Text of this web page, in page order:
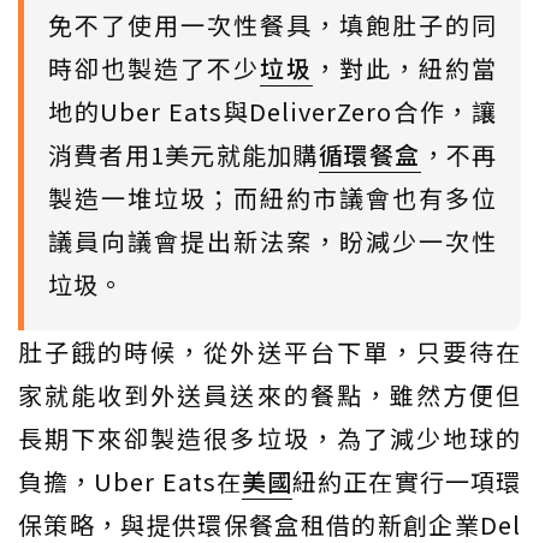
免不了使用一次性餐具，填飽肚子的同
時卻也製造了不少垃圾 ，對此，紐約當
地的Uber Eats與DeliverZero合作，讓
消費者用1美元就能加購循環餐盒 ，不再
製造一堆垃圾；而紐約市議會也有多位
議員向議會提出新法案，盼減少一次性
垃圾。
肚子餓的時候，從外送平台下單，只要待在
家就能收到外送員送來的餐點，雖然方便但
長期下來卻製造很多垃圾，為了減少地球的
負擔，Uber Eats在美國紐約正在實行一項環
保策略，與提供環保餐盒租借的新創企業Del